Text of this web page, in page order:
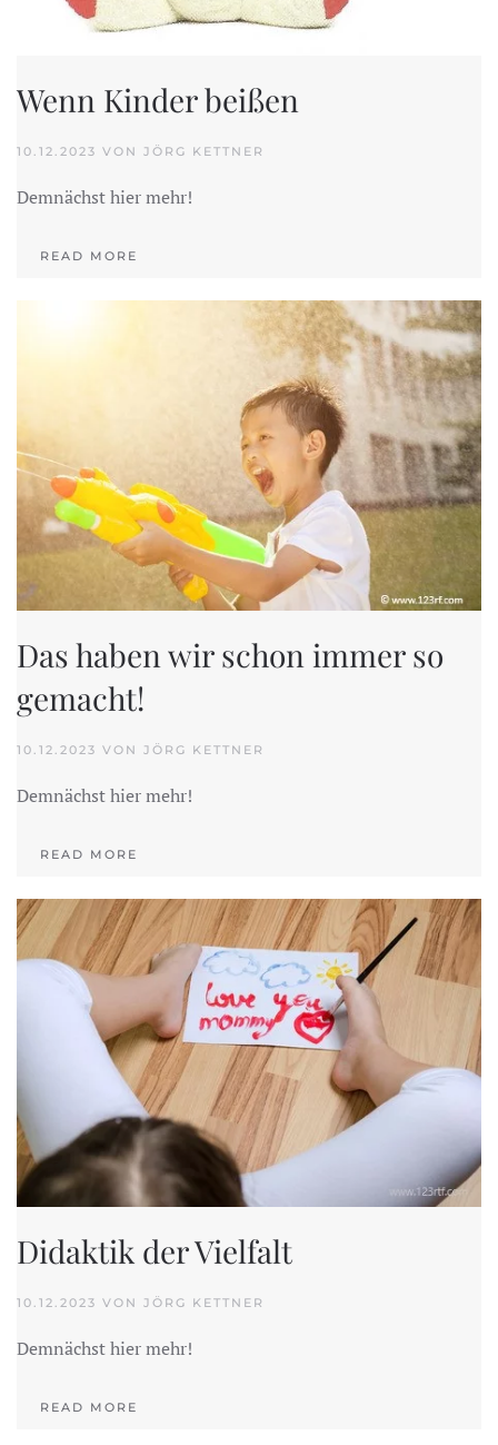
Wenn Kinder beißen
10.12.2023 VON JÖRG KETTNER
Demnächst hier mehr!
READ MORE
Das haben wir schon immer so
gemacht!
10.12.2023 VON JÖRG KETTNER
Demnächst hier mehr!
READ MORE
Didaktik der Vielfalt
10.12.2023 VON JÖRG KETTNER
Demnächst hier mehr!
READ MORE